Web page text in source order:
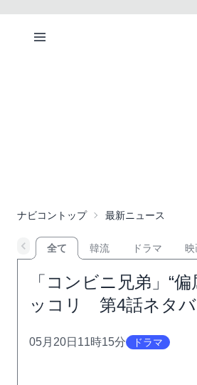
ナビコントップ 最新ニュース
全て 韓流 ドラマ 映
「コンビニ兄弟」“
ッコリ 第4話ネタバ
05月20日11時15分 ドラマ